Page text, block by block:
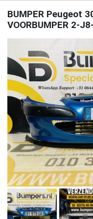
BUMPER Peugeot
VOORBUMPER 2-